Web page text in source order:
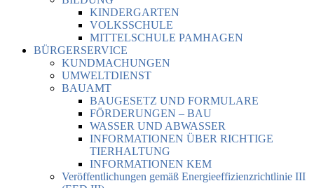
KINDERGARTEN
VOLKSSCHULE
MITTELSCHULE PAMHAGEN
BÜRGERSERVICE
KUNDMACHUNGEN
UMWELTDIENST
BAUAMT
BAUGESETZ UND FORMULARE
FÖRDERUNGEN – BAU
WASSER UND ABWASSER
INFORMATIONEN ÜBER RICHTIGE
TIERHALTUNG
INFORMATIONEN KEM
Veröffentlichungen gemäß Energieeffizienzrichtlinie III